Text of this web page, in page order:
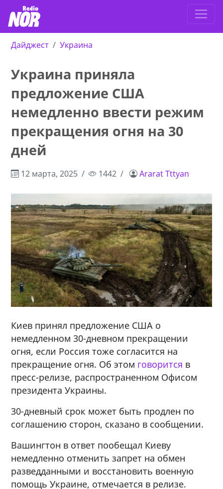
Дайджест Украина
Украина приняла
предложение США
немедленно ввести режим
прекращения огня на 30
дней
12 марта, 2025 1442 Ararat Tttyan
Киев принял предложение США о
немедленном 30-дневном прекращении
огня, если Россия тоже согласится на
прекращение огня. Об этом говорится в
пресс-релизе, распространенном Офисом
президента Украины.
30-дневный срок может быть продлен по
соглашению сторон, сказано в сообщении.
Вашингтон в ответ пообещал Киеву
немедленно отменить запрет на обмен
разведданными и восстановить военную
помощь Украине, отмечается в релизе.